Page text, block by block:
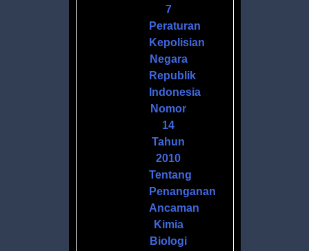
7
Peraturan
Kepolisian
Negara
Republik
Indonesia
Nomor
14
Tahun
2010
Tentang
Penanganan
Ancaman
Kimia
Biologi